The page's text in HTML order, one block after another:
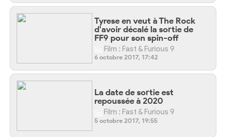
Tyrese en veut à The Rock
d'avoir décalé la sortie de
FF9 pour son spin-off
Film : Fast & Furious 9
6 octobre 2017, 17:42
La date de sortie est
repoussée à 2020
Film : Fast & Furious 9
5 octobre 2017, 19:55